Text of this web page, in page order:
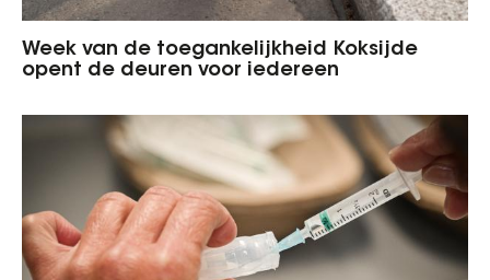
Week van de toegankelijkheid Koksijde
opent de deuren voor iedereen